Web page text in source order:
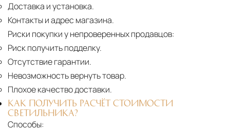
Доставка и установка.
Контакты и адрес магазина.
Риски покупки у непроверенных продавцов:
Риск получить подделку.
Отсутствие гарантии.
Невозможность вернуть товар.
Плохое качество доставки.
КАК ПОЛУЧИТЬ РАСЧЁТ СТОИМОСТИ
СВЕТИЛЬНИКА?
Способы: